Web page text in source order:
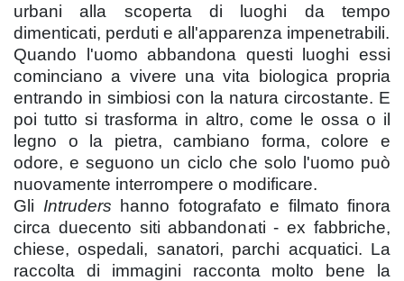
urbani alla scoperta di luoghi da tempo
dimenticati, perduti e all'apparenza impenetrabili.
Quando l'uomo abbandona questi luoghi essi
cominciano a vivere una vita biologica propria
entrando in simbiosi con la natura circostante. E
poi tutto si trasforma in altro, come le ossa o il
legno o la pietra, cambiano forma, colore e
odore, e seguono un ciclo che solo l'uomo può
nuovamente interrompere o modificare.
Gli Intruders hanno fotografato e filmato finora
circa duecento siti abbandonati - ex fabbriche,
chiese, ospedali, sanatori, parchi acquatici. La
raccolta di immagini racconta molto bene la